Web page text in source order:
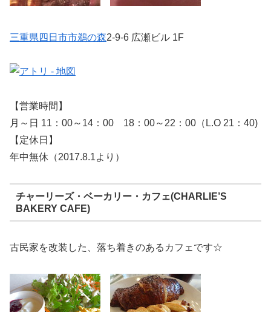
三重県 四日市市鵜の森2-9-6 広瀬ビル 1F
【営業時間】
月～日 11：00～14：00 18：00～22：00（L.O 21：40)
【定休日】
年中無休（2017.8.1より）
チャーリーズ・ベーカリー・カフェ(CHARLIE’S
BAKERY CAFE)
古民家を改装した、落ち着きのあるカフェです☆